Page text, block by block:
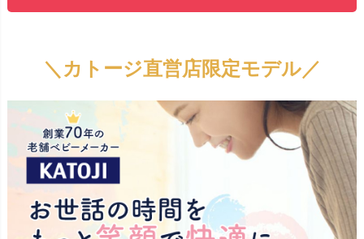
＼カトージ直営店限定モデル／